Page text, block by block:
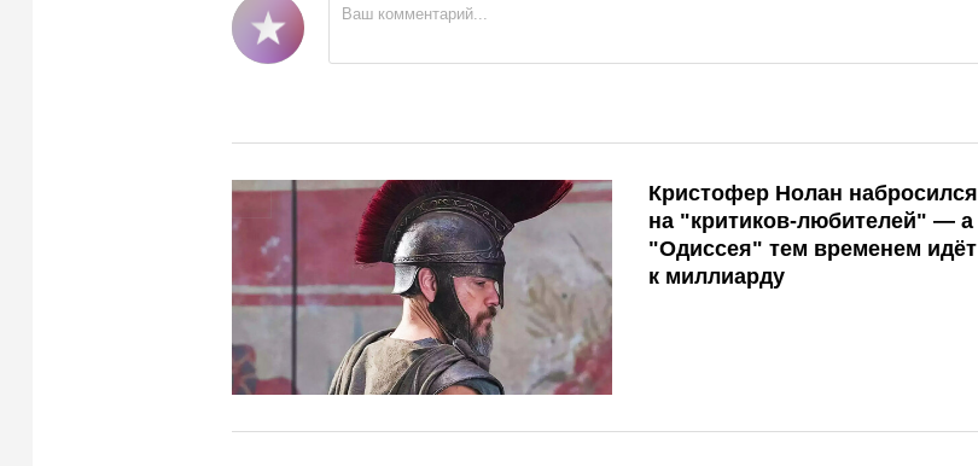
Кристофер Нолан набросился
на "критиков-любителей" — а
"Одиссея" тем временем идёт
к миллиарду